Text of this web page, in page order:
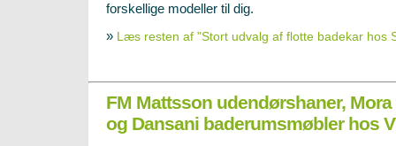
forskellige modeller til dig.
» Læs resten af "Stort udvalg af flotte badekar hos
FM Mattsson udendørshaner,
og Dansani baderumsmøbler hos